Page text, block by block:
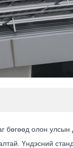
олон улсын
Үндэсний